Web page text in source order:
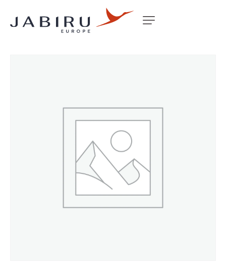
Accueil Non classé